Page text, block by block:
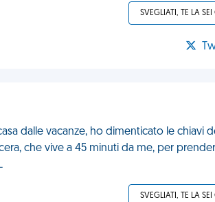
SVEGLIATI, TE LA SEI
dalle vacanze, ho dimenticato le chiavi
che vive a 45 minuti da me, per
SVEGLIATI, TE LA SEI